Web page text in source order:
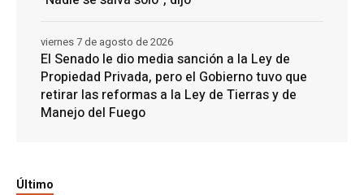
El Senado le dio media sanción a la Ley de
Propiedad Privada, pero el Gobierno tuvo que
retirar las reformas a la Ley de Tierras y de
Manejo del Fuego
viernes 7 de agosto de 2026
Último